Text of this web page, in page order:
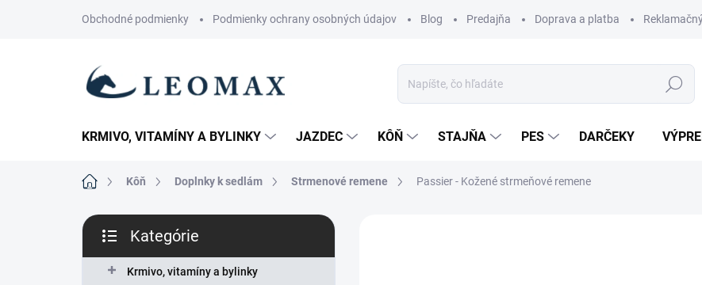
Obchodné podmienky Podmienky ochrany osobných údajov Blog Predajňa Doprava a platba
Hľadať
KRMIVO, VITAMÍNY A BYLINKY JAZDEC KÔŇ STAJŇA PES DARČEKY
DomovKôň Doplnky k sedlám Strmenové remene Passier - Kožené strmeňové remene
B
č
kategórie
Kategórie
Krmivo, vitamíny a bylinky